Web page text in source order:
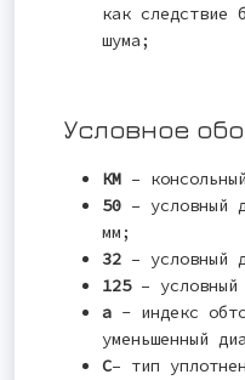
как следствие
шума;
Условное
КМ –
50 – условный
мм;
32 – условный
125– условный
а - индекс
уменьшенный
С– тип